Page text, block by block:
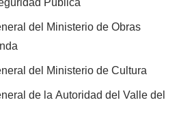
del Ministerio de Obras
del Ministerio de Cultura
de la Autoridad del Valle del